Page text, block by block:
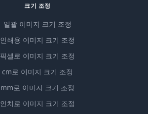
크기 조정
일괄 이미지 크기 조정
인쇄용 이미지 크기 조정
픽셀로 이미지 크기 조정
cm로 이미지 크기 조정
mm로 이미지 크기 조정
인치로 이미지 크기 조정